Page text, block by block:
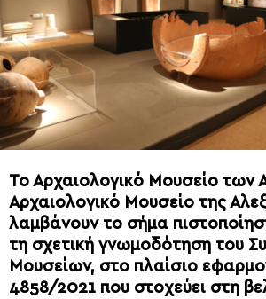
Το Αρχαιολογικό Μουσείο των
Αρχαιολογικό Μουσείο της
λαμβάνουν το σήμα
τη σχετική γνωμοδότηση του
Μουσείων, στο πλαίσιο
4858/2021 που στοχεύει στη